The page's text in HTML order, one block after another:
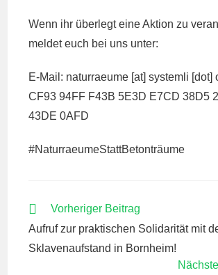
Wenn ihr überlegt eine Aktion zu
meldet euch bei uns unter:
E-Mail: naturraeume [at] systemli [dot]
CF93 94FF F43B 5E3D E7CD 38D5
43DE 0AFD
#NaturraeumeStattBetonträume
WEITERE
ANSEHEN
Vorheriger Beitrag
Aufruf zur praktischen Solidarität mit
Sklavenaufstand in Bornheim!